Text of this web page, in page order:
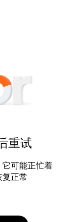
重试
可能正忙着
正常